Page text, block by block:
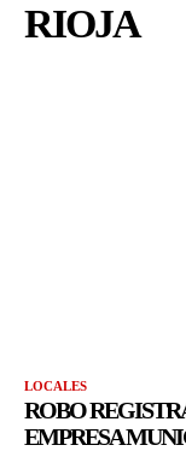
RIOJA
LOCALES
ROBO
EMPRESA